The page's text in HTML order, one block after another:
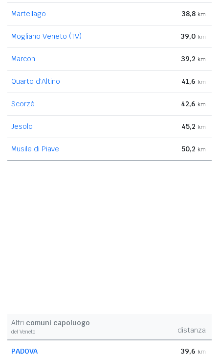
Martellago 38,8 km
Mogliano Veneto (TV) 39,0 km
Marcon 39,2 km
Quarto d'Altino 41,6 km
Scorzè 42,6 km
Jesolo 45,2 km
Musile di Piave 50,2 km
Altri comuni capoluogo
del Veneto distanza
PADOVA 39,6 km